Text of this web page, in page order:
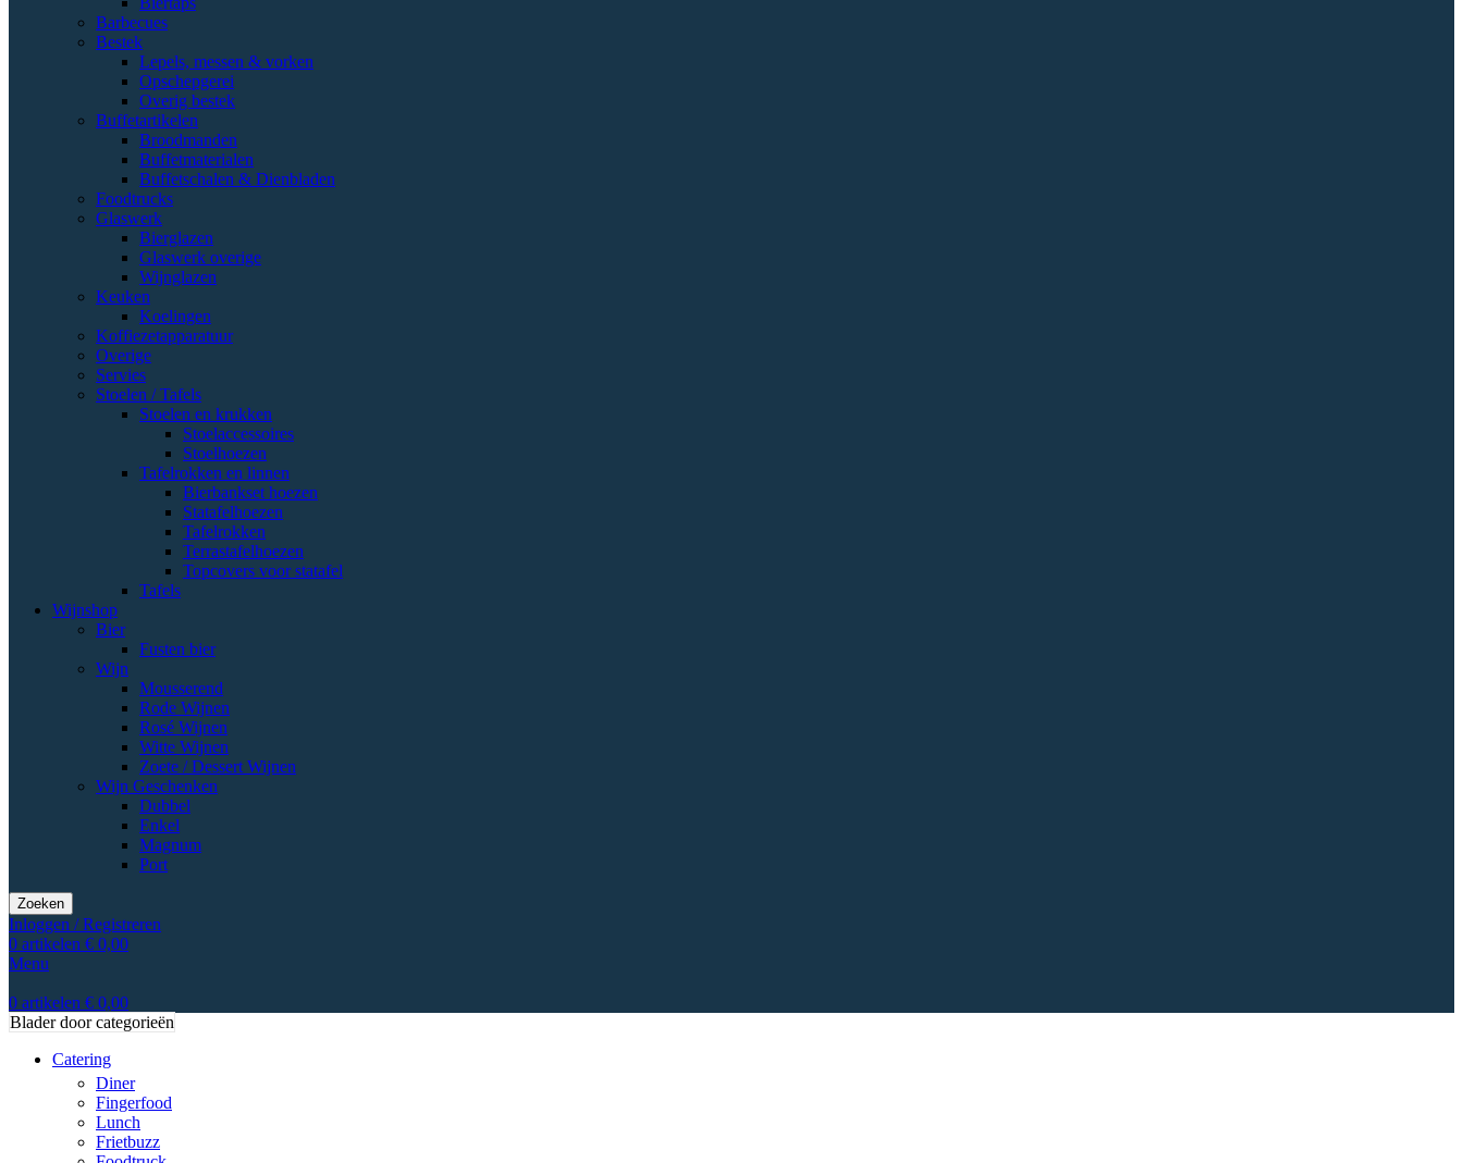
Barbecues
Bestek
Lepels, messen & vorken
Opschepgerei
Overig bestek
Buffetartikelen
Broodmanden
Buffetmaterialen
Buffetschalen & Dienbladen
Foodtrucks
Glaswerk
Bierglazen
Glaswerk overige
Wijnglazen
Keuken
Koelingen
Koffiezetapparatuur
Overige
Servies
Stoelen / Tafels
Stoelen en krukken
Stoelaccessoires
Stoelhoezen
Tafelrokken en linnen
Bierbankset hoezen
Statafelhoezen
Tafelrokken
Terrastafelhoezen
Topcovers voor statafel
Tafels
Wijnshop
Bier
Fusten bier
Wijn
Mousserend
Rode Wijnen
Rosé Wijnen
Witte Wijnen
Zoete / Dessert Wijnen
Wijn Geschenken
Dubbel
Enkel
Magnum
Port
Zoeken
Inloggen / Registreren
0 artikelen € 0,00
Menu
0 artikelen € 0,00
Blader door categorieën
Catering
Diner
Fingerfood
Lunch
Frietbuzz